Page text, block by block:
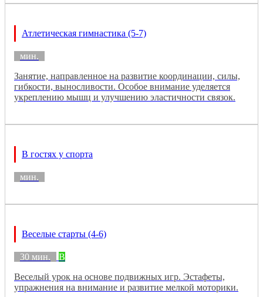
Атлетическая гимнастика (5-7)
мин.
Занятие, направленное на развитие координации, силы,
гибкости, выносливости. Особое внимание уделяется
укреплению мышц и улучшению эластичности связок.
В гостях у спорта
мин.
Веселые старты (4-6)
30 мин.
B
Веселый урок на основе подвижных игр. Эстафеты,
упражнения на внимание и развитие мелкой моторики.